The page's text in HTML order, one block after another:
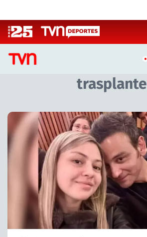
CASTING MASTERCHEF CHILE
CASTING TVN VERTICAL
TVN VERTICAL
TVN PLAY
PROGRAMAS
TELESERIES
trasplante
Artículos relacionados con trasplante